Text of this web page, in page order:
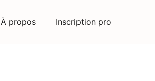
À propos Inscription pro